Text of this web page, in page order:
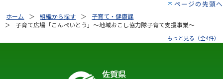
ページの先頭へ
ホーム 組織から探す
子育て・健康課
子育て広場「こんぺいとう」～地域おこし協力隊子育て支援事業～
もっと見る（全4件）